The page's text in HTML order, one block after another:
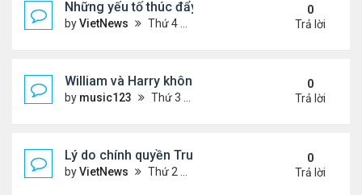
Những yếu tố thúc đẩy Thái Lan - Campuchia
byVietNews Thứ 4 Tháng 7 30, 2025 5:43 pm
0
Trả lời
William và Harry không thừa kế nơi mẹ yên nghỉ!
by music123 Thứ 3 Tháng 7 29, 2025 5:03 pm
0
Trả lời
Lý do chính quyền Trump khó truy tố ông Obama
byVietNews Thứ 2 Tháng 7 28, 2025 5:24 pm
0
Trả lời